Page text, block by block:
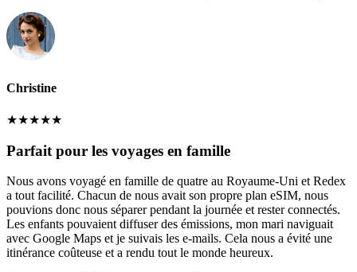
Christine
★★★★★
Parfait pour les voyages en famille
Nous avons voyagé en famille de quatre au Royaume-Uni et Redex
a tout facilité. Chacun de nous avait son propre plan eSIM, nous
pouvions donc nous séparer pendant la journée et rester connectés.
Les enfants pouvaient diffuser des émissions, mon mari naviguait
avec Google Maps et je suivais les e-mails. Cela nous a évité une
itinérance coûteuse et a rendu tout le monde heureux.